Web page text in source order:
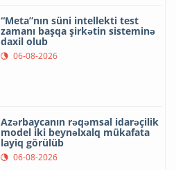
“Meta”nın süni intellekti test
zamanı başqa şirkətin sisteminə
daxil olub
06-08-2026
Azərbaycanın rəqəmsal idarəçilik
model iki beynəlxalq mükafata
layiq görülüb
06-08-2026